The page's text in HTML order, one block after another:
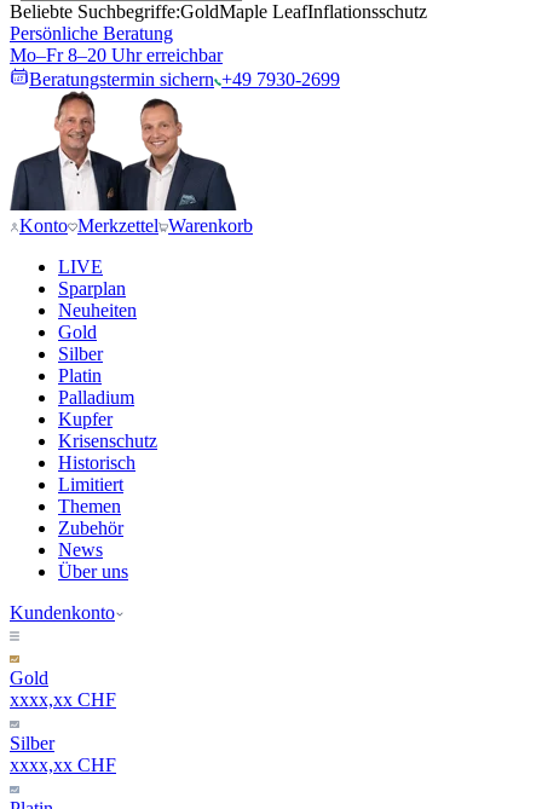
Beliebte Suchbegriffe:GoldMaple LeafInflationsschutz
Persönliche Beratung
Mo–Fr 8–20 Uhr erreichbar
Beratungstermin sichern +49 7930-2699
Konto Merkzettel Warenkorb
LIVE
Sparplan
Neuheiten
Gold
Silber
Platin
Palladium
Kupfer
Krisenschutz
Historisch
Limitiert
Themen
Zubehör
News
Über uns
Kundenkonto
Gold
xxxx,xx CHF
Silber
xxxx,xx CHF